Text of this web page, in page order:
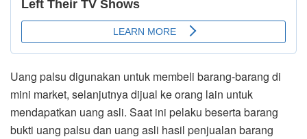
Uang palsu digunakan untuk membeli barang-barang di
mini market, selanjutnya dijual ke orang lain untuk
mendapatkan uang asli. Saat ini pelaku beserta barang
bukti uang palsu dan uang asli hasil penjualan barang